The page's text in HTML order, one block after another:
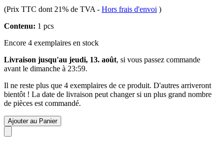
(Prix TTC dont 21% de TVA - Hors frais d'envoi )
Contenu: 1 pcs
Encore 4 exemplaires en stock
Livraison jusqu'au jeudi, 13. août, si vous passez commande
avant le dimanche à 23:59.
Il ne reste plus que 4 exemplaires de ce produit. D'autres arriveront
bientôt ! La date de livraison peut changer si un plus grand nombre
de pièces est commandé.
Ajouter au Panier